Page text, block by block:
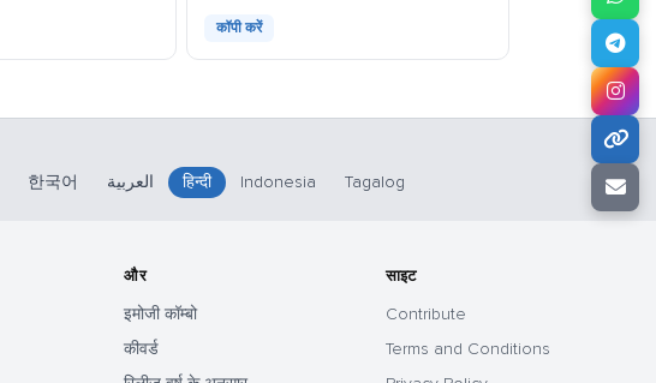
कॉपी करें
한국어 العربية हिन्दी Indonesia Tagalog
और
इमोजी कॉम्बो
कीवर्ड
साइट
Contribute
Terms and Conditions